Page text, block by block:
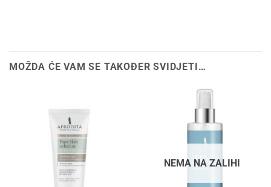
MOŽDA ĆE VAM SE TAKOĐER SVIDJETI…
NEMA NA ZALIHI